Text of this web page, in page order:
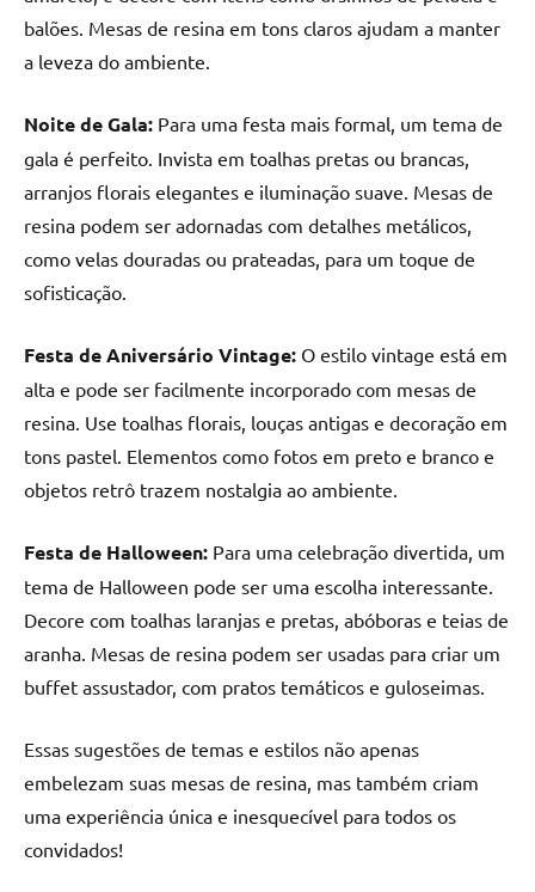
balões. Mesas de resina em tons claros ajudam a manter
a leveza do ambiente.
Noite de Gala: Para uma festa mais formal, um tema de
gala é perfeito. Invista em toalhas pretas ou brancas,
arranjos florais elegantes e iluminação suave. Mesas de
resina podem ser adornadas com detalhes metálicos,
como velas douradas ou prateadas, para um toque de
sofisticação.
Festa de Aniversário Vintage: O estilo vintage está em
alta e pode ser facilmente incorporado com mesas de
resina. Use toalhas florais, louças antigas e decoração em
tons pastel. Elementos como fotos em preto e branco e
objetos retrô trazem nostalgia ao ambiente.
Festa de Halloween: Para uma celebração divertida, um
tema de Halloween pode ser uma escolha interessante.
Decore com toalhas laranjas e pretas, abóboras e teias de
aranha. Mesas de resina podem ser usadas para criar um
buffet assustador, com pratos temáticos e guloseimas.
Essas sugestões de temas e estilos não apenas
embelezam suas mesas de resina, mas também criam
uma experiência única e inesquecível para todos os
convidados!